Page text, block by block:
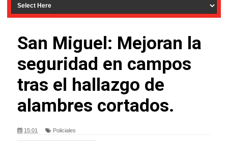
San Miguel: Mejoran la
seguridad en campos
tras el hallazgo de
alambres cortados.
15:01 Policiales